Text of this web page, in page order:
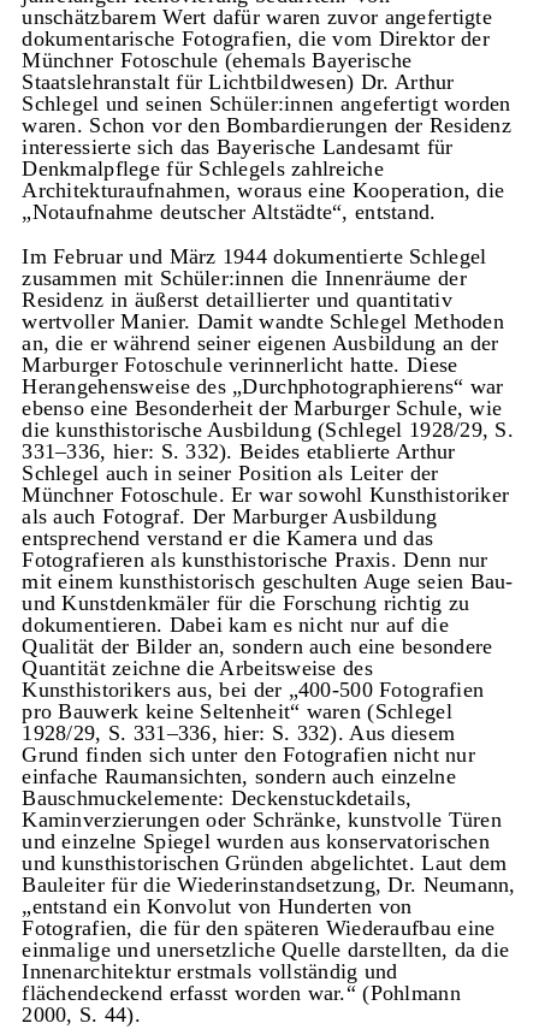
unschätzbarem Wert dafür waren zuvor angefertigte
dokumentarische Fotografien, die vom Direktor der
Münchner Fotoschule (ehemals Bayerische
Staatslehranstalt für Lichtbildwesen) Dr. Arthur
Schlegel und seinen Schüler:innen angefertigt worden
waren. Schon vor den Bombardierungen der Residenz
interessierte sich das Bayerische Landesamt für
Denkmalpflege für Schlegels zahlreiche
Architekturaufnahmen, woraus eine Kooperation, die
„Notaufnahme deutscher Altstädte“, entstand.
Im Februar und März 1944 dokumentierte Schlegel
zusammen mit Schüler:innen die Innenräume der
Residenz in äußerst detaillierter und quantitativ
wertvoller Manier. Damit wandte Schlegel Methoden
an, die er während seiner eigenen Ausbildung an der
Marburger Fotoschule verinnerlicht hatte. Diese
Herangehensweise des „Durchphotographierens“ war
ebenso eine Besonderheit der Marburger Schule, wie
die kunsthistorische Ausbildung (Schlegel 1928/29, S.
331–336, hier: S. 332). Beides etablierte Arthur
Schlegel auch in seiner Position als Leiter der
Münchner Fotoschule. Er war sowohl Kunsthistoriker
als auch Fotograf. Der Marburger Ausbildung
entsprechend verstand er die Kamera und das
Fotografieren als kunsthistorische Praxis. Denn nur
mit einem kunsthistorisch geschulten Auge seien Bau-
und Kunstdenkmäler für die Forschung richtig zu
dokumentieren. Dabei kam es nicht nur auf die
Qualität der Bilder an, sondern auch eine besondere
Quantität zeichne die Arbeitsweise des
Kunsthistorikers aus, bei der „400-500 Fotografien
pro Bauwerk keine Seltenheit“ waren (Schlegel
1928/29, S. 331–336, hier: S. 332). Aus diesem
Grund finden sich unter den Fotografien nicht nur
einfache Raumansichten, sondern auch einzelne
Bauschmuckelemente: Deckenstuckdetails,
Kaminverzierungen oder Schränke, kunstvolle Türen
und einzelne Spiegel wurden aus konservatorischen
und kunsthistorischen Gründen abgelichtet. Laut dem
Bauleiter für die Wiederinstandsetzung, Dr. Neumann,
„entstand ein Konvolut von Hunderten von
Fotografien, die für den späteren Wiederaufbau eine
einmalige und unersetzliche Quelle darstellten, da die
Innenarchitektur erstmals vollständig und
flächendeckend erfasst worden war.“ (Pohlmann
2000, S. 44).